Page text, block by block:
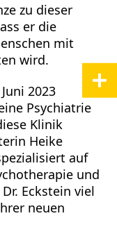
zu dieser
er die
mit
wird.
2023
Psychiatrie
Klinik
Heike
auf
und
Eckstein viel
neuen